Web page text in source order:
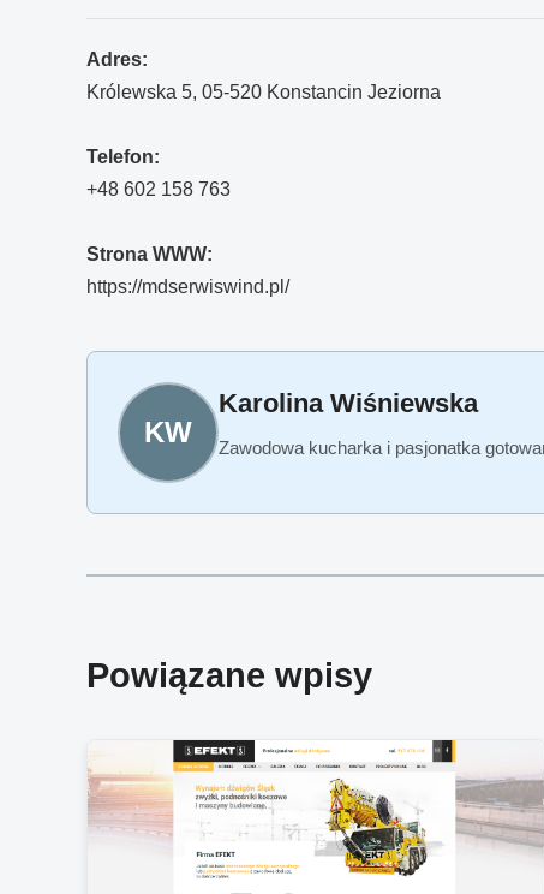
Adres:
Królewska 5, 05-520 Konstancin Jeziorna
Telefon:
+48 602 158 763
Strona WWW:
https://mdserwiswind.pl/
KW
Karolina Wiśniewska
Zawodowa kucharka i pasjonatka
Powiązane wpisy